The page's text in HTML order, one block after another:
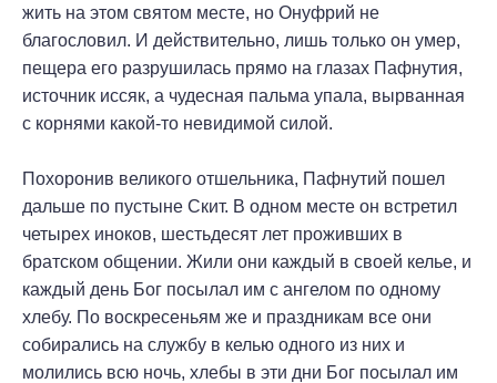
жить на этом святом месте, но Онуфрий не
благословил. И действительно, лишь только он умер,
пещера его разрушилась прямо на глазах Пафнутия,
источник иссяк, а чудесная пальма упала, вырванная
с корнями какой-то невидимой силой.
Похоронив великого отшельника, Пафнутий пошел
дальше по пустыне Скит. В одном месте он встретил
четырех иноков, шестьдесят лет проживших в
братском общении. Жили они каждый в своей келье, и
каждый день Бог посылал им с ангелом по одному
хлебу. По воскресеньям же и праздникам все они
собирались на службу в келью одного из них и
молились всю ночь, хлебы в эти дни Бог посылал им